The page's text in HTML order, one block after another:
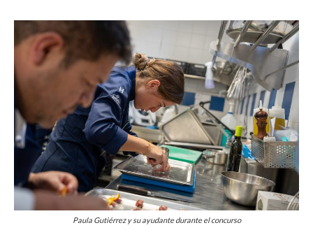
Paula Gutiérrez y su ayudante durante el concurso